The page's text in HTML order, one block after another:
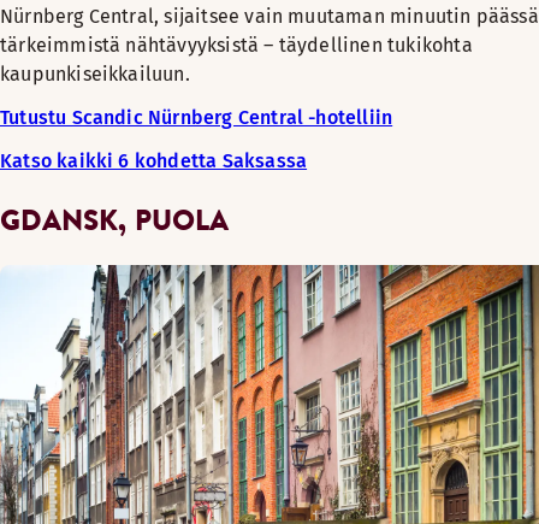
Nürnberg Central, sijaitsee vain muutaman minuutin päässä
tärkeimmistä nähtävyyksistä – täydellinen tukikohta
kaupunkiseikkailuun.
Tutustu Scandic Nürnberg Central -hotelliin
Katso kaikki 6 kohdetta Saksassa
GDANSK, PUOLA